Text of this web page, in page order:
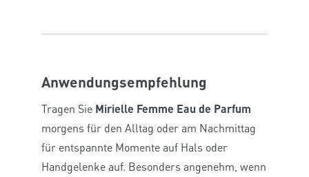
Anwendungsempfehlung
Tragen Sie Mirielle Femme Eau de Parfum
morgens für den Alltag oder am Nachmittag
für entspannte Momente auf Hals oder
Handgelenke auf. Besonders angenehm, wenn